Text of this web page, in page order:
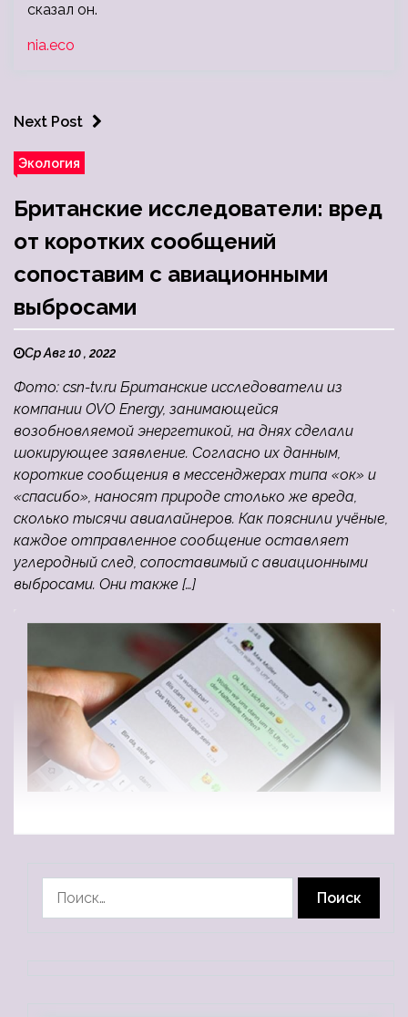
сказал он.
nia.eco
Next Post
Экология
Британские исследователи: вред
от коротких сообщений
сопоставим с авиационными
выбросами
Ср Авг 10 , 2022
Фото: csn-tv.ru Британские исследователи из
компании OVO Energy, занимающейся
возобновляемой энергетикой, на днях сделали
шокирующее заявление. Согласно их данным,
короткие сообщения в мессенджерах типа «ок» и
«спасибо», наносят природе столько же вреда,
сколько тысячи авиалайнеров. Как пояснили учёные,
каждое отправленное сообщение оставляет
углеродный след, сопоставимый с авиационными
выбросами. Они также […]